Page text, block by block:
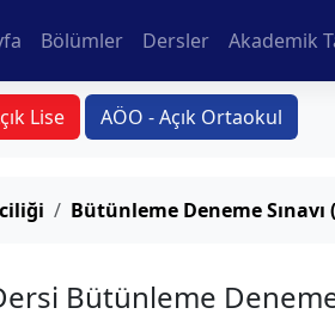
Bölümler Dersler Akademik
Lise AÖO - Açık Ortaokul
Bütünleme Deneme Sınavı
Bütünleme